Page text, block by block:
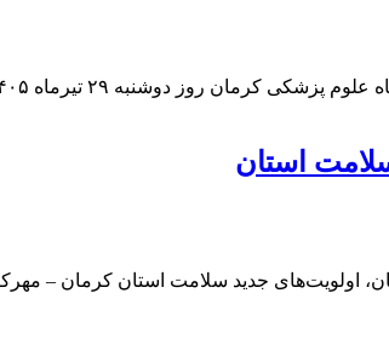
استان
اولویت‌های جدید سلامت استان کرمان –